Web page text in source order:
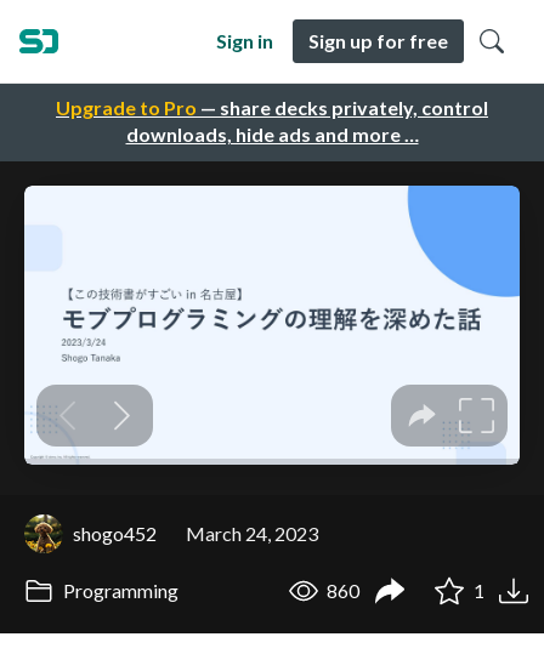
Upgrade to Pro — share decks privately, control
downloads, hide ads and more …
Sign in Sign up for free
shogo452 March 24, 2023
Programming 860 1